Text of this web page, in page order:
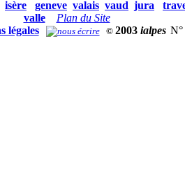
isère geneve valais vaud jura
valle
Plan du Site
légales © 2003 ialpes